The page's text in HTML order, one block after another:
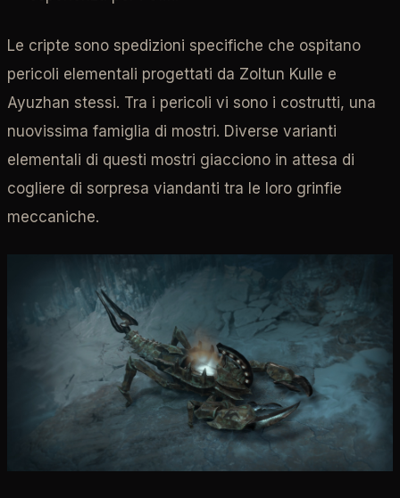
Le cripte sono spedizioni specifiche che ospitano
pericoli elementali progettati da Zoltun Kulle e
Ayuzhan stessi. Tra i pericoli vi sono i costrutti, una
nuovissima famiglia di mostri. Diverse varianti
elementali di questi mostri giacciono in attesa di
cogliere di sorpresa viandanti tra le loro grinfie
meccaniche.